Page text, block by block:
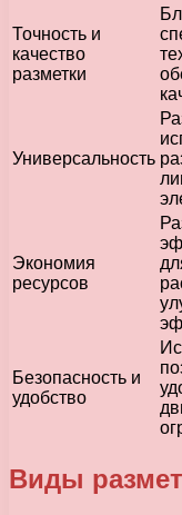
Точность и
качество
разметки
Универсальность
Экономия
ресурсов
Безопасность и
удобство
Виды